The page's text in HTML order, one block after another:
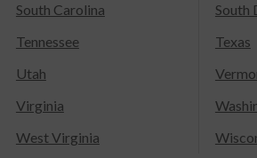
South Carolina
South
Tennessee
Texas
Utah
Virginia
West Virginia